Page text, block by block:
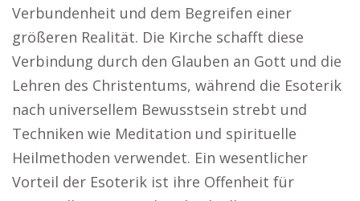
Verbundenheit und dem Begreifen einer
größeren Realität. Die Kirche schafft diese
Verbindung durch den Glauben an Gott und die
Lehren des Christentums, während die Esoterik
nach universellem Bewusstsein strebt und
Techniken wie Meditation und spirituelle
Heilmethoden verwendet. Ein wesentlicher
Vorteil der Esoterik ist ihre Offenheit für